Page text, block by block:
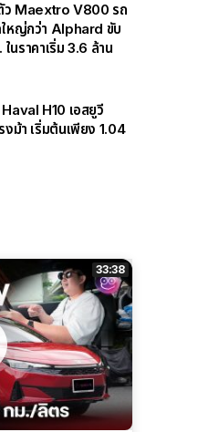
ว Maextro V800 รถ
หญ่กว่า Alphard ขับ
นราคาเริ่ม 3.6 ล้าน
H10 เอสยูวี
ม้า เริ่มต้นเพียง 1.04
33:38